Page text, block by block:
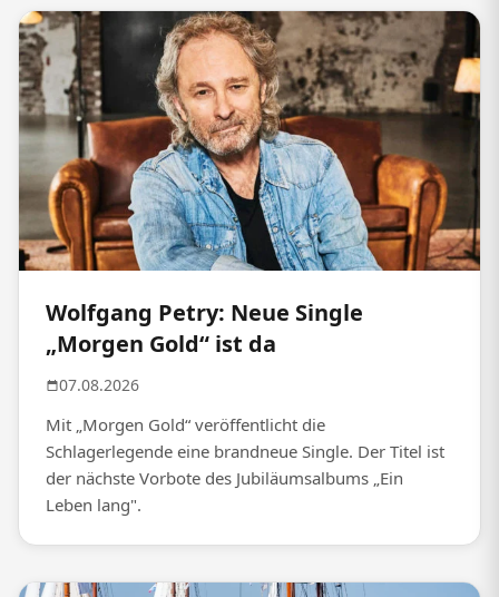
Wolfgang Petry: Neue Single
„Morgen Gold“ ist da
07.08.2026
Mit „Morgen Gold“ veröffentlicht die
Schlagerlegende eine brandneue Single. Der Titel ist
der nächste Vorbote des Jubiläumsalbums „Ein
Leben lang".